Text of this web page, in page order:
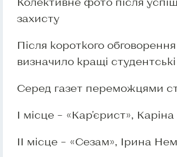
захисту
Після короткого
визначило кращі
Серед газет переможцями
І місце – «Кар'єрист»,
ІІ місце – «Сезам», Ірина